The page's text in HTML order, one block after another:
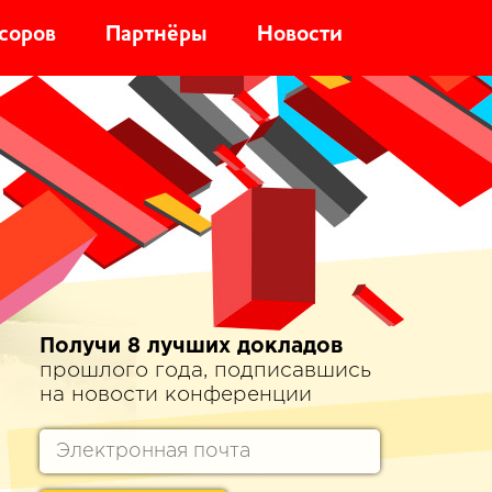
Партнёры Новости
Получи 8 лучших докладов
прошлого года, подписавшись
на новости конференции